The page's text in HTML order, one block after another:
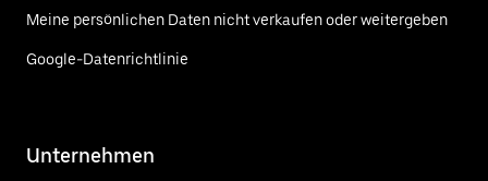
Meine persönlichen Daten nicht verkaufen oder weitergeben
Google-Datenrichtlinie
Unternehmen